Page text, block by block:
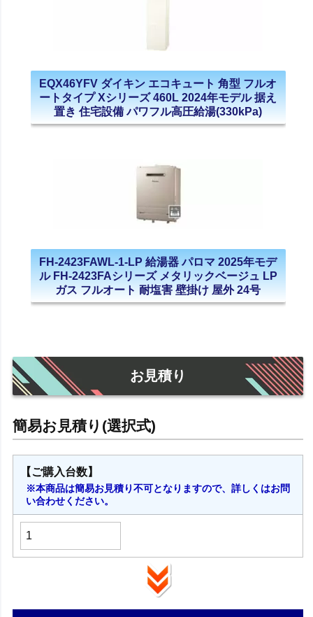
EQX46YFV ダイキン エコキュート 角型 フルオ
ートタイプ Xシリーズ 460L 2024年モデル 据え
置き 住宅設備 パワフル高圧給湯(330kPa)
FH-2423FAWL-1-LP 給湯器 パロマ 2025年モデ
ル FH-2423FAシリーズ メタリックベージュ LP
ガス フルオート 耐塩害 壁掛け 屋外 24号
お見積り
【ご購入台数】
※本商品は簡易お見積り不可となりますので、詳しくはお問
い合わせください。